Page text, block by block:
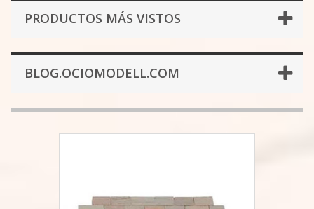
PRODUCTOS MÁS VISTOS
BLOG.OCIOMODELL.COM